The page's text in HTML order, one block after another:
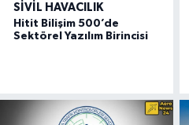
SIVIL HAVACILIK
Hitit Bilişim 500’de
Sektörel Yazılım Birincisi